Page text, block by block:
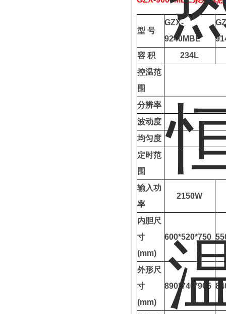
型 号
GZX-
9240MBE
容 积
234L
控温范
围
分辨率
波动度
均匀度
定时范
围
输入功
率
2150W
内胆尺
寸
(mm)
600*520*750
外形尺
寸
(mm)
890*746*905